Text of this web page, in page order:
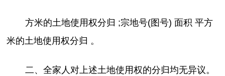
方米的土地使用权分归 ;宗地号(图号) 面积 平方
米的土地使用权分归 。
二、全家人对上述土地使用权的分归均无异议。